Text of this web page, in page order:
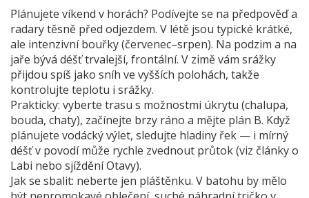
Plánujete víkend v horách? Podívejte se na předpověď a
radary těsně před odjezdem. V létě jsou typické krátké,
ale intenzivní bouřky (červenec–srpen). Na podzim a na
jaře bývá déšť trvalejší, frontální. V zimě vám srážky
přijdou spíš jako sníh ve vyšších polohách, takže
kontrolujte teplotu i srážky.
Prakticky: vyberte trasu s možnostmi úkrytu (chalupa,
bouda, chaty), začínejte brzy ráno a mějte plán B. Když
plánujete vodácký výlet, sledujte hladiny řek — i mírný
déšť v povodí může rychle zvednout průtok (viz články o
Labi nebo sjíždění Otavy).
Jak se sbalit: neberte jen pláštěnku. V batohu by mělo